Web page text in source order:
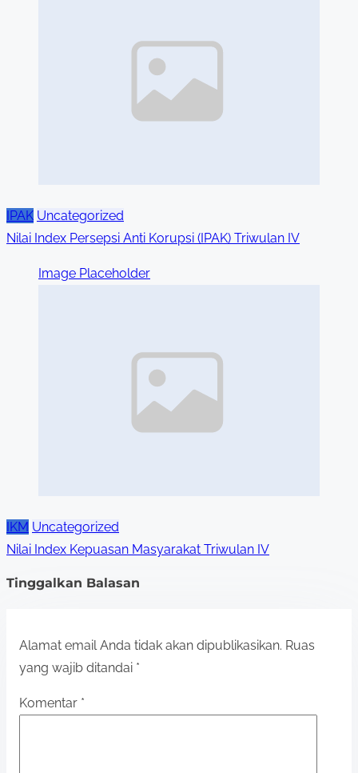
IPAK Uncategorized
Nilai Index Persepsi Anti Korupsi (IPAK) Triwulan IV
Image Placeholder
IKM Uncategorized
Nilai Index Kepuasan Masyarakat Triwulan IV
Tinggalkan Balasan
Alamat email Anda tidak akan dipublikasikan. Ruas
yang wajib ditandai *
Komentar *